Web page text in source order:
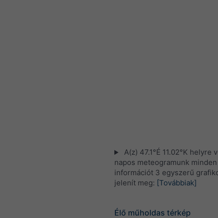
A(z) 47.1°É 11.02°K helyre
napos meteogramunk
információt 3 egyszerű
jelenít meg: [Továbbiak]
Élő műholdas térkép